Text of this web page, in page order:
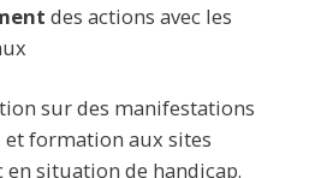
des actions avec les
sur des manifestations
et formation aux sites
situation de handicap.